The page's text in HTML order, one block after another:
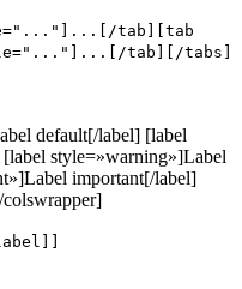
tab][tab
tab][/tabs]
default[/label] [label
[label style=»warning»]Label
important[/label]